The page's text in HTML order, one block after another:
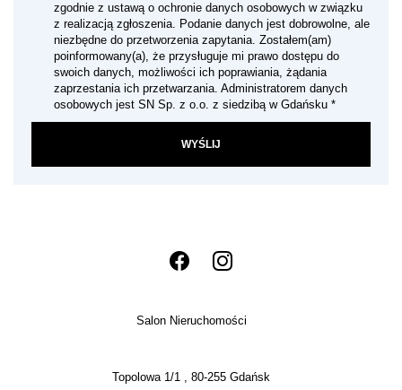
zgodnie z ustawą o ochronie danych osobowych w związku
z realizacją zgłoszenia. Podanie danych jest dobrowolne, ale
niezbędne do przetworzenia zapytania. Zostałem(am)
poinformowany(a), że przysługuje mi prawo dostępu do
swoich danych, możliwości ich poprawiania, żądania
zaprzestania ich przetwarzania. Administratorem danych
osobowych jest SN Sp. z o.o. z siedzibą w Gdańsku *
Salon Nieruchomości
Topolowa 1/1 , 80-255 Gdańsk